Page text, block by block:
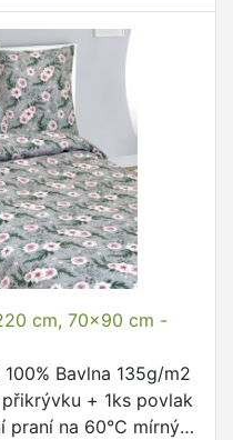
cm, 70x90 cm -
Bavlna 135g/m2
+ 1ks povlak
praní na 60°C mírný